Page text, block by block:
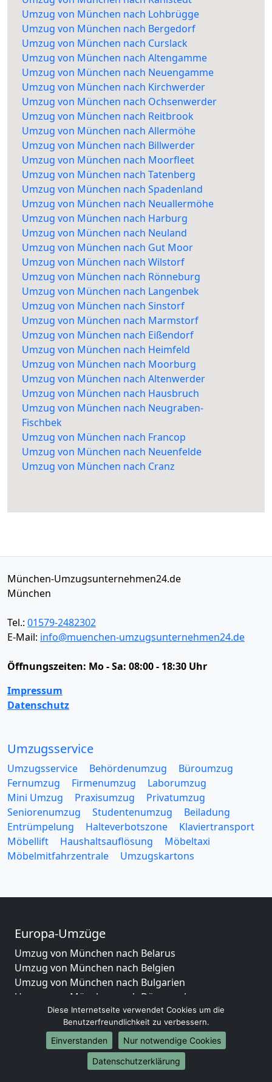
Umzug von München nach Lohbrügge
Umzug von München nach Bergedorf
Umzug von München nach Curslack
Umzug von München nach Altengamme
Umzug von München nach Neuengamme
Umzug von München nach Kirchwerder
Umzug von München nach Ochsenwerder
Umzug von München nach Reitbrook
Umzug von München nach Allermöhe
Umzug von München nach Billwerder
Umzug von München nach Moorfleet
Umzug von München nach Tatenberg
Umzug von München nach Spadenland
Umzug von München nach Neuallermöhe
Umzug von München nach Harburg
Umzug von München nach Neuland
Umzug von München nach Gut Moor
Umzug von München nach Wilstorf
Umzug von München nach Rönneburg
Umzug von München nach Langenbek
Umzug von München nach Sinstorf
Umzug von München nach Marmstorf
Umzug von München nach Eißendorf
Umzug von München nach Heimfeld
Umzug von München nach Moorburg
Umzug von München nach Altenwerder
Umzug von München nach Hausbruch
Umzug von München nach Neugraben-
Fischbek
Umzug von München nach Francop
Umzug von München nach Neuenfelde
Umzug von München nach Cranz
München-Umzugsunternehmen24.de
München
Tel.: 01579-2482302
E-Mail: info@muenchen-umzugsunternehmen24.de
Öffnungszeiten: Mo - Sa: 08:00 - 18:30 Uhr
Impressum
Datenschutz
Umzugsservice
Umzugsservice Behördenumzug
Büroumzug
Fernumzug
Firmenumzug
Laborumzug
Mini Umzug
Praxisumzug
Privatumzug
Seniorenumzug
Studentenumzug
Beiladung
Entrümpelung
Halteverbotszone
Klaviertransport
Möbellift
Haushaltsauflösung
Möbeltaxi
Möbelmitfahrzentrale
Umzugskartons
Europa-Umzüge
Umzug von München nach Belarus
Umzug von München nach Belgien
Umzug von München nach Bulgarien
Umzug von München nach Dänemark
Umzug von München nach England
Umzug von München nach Portugal
Umzug von München nach Bosnien
und Herzegowina
Umzug von München nach Irland
Diese Internetseite verwendet Cookies um die
Benutzerfreundlichkeit zu verbessern.
Einverstanden
Nur notwendige Cookies
Datenschutzerklärung